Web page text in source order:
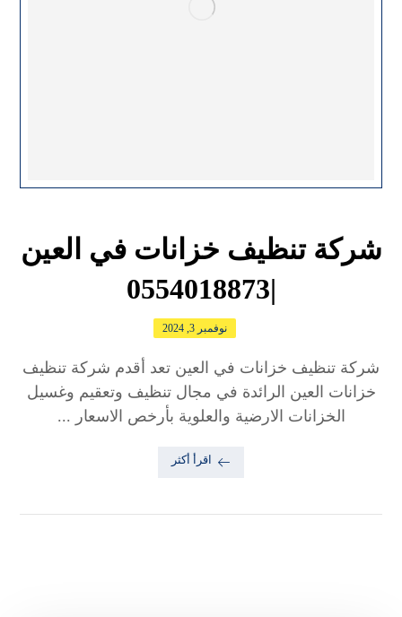
شركة تنظيف خزانات في العين
|0554018873
نوفمبر 3, 2024
شركة تنظيف خزانات في العين تعد أقدم شركة تنظيف
خزانات العين الرائدة في مجال تنظيف وتعقيم وغسيل
الخزانات الارضية والعلوية بأرخص الاسعار ...
اقرأ أكثر